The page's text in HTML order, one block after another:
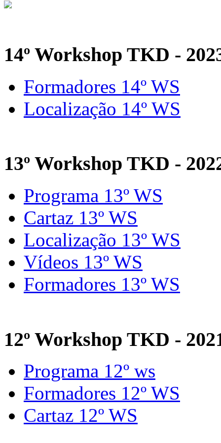
14º Workshop TKD -
Formadores 14º WS
Localização 14º WS
13º Workshop TKD -
Programa 13º WS
Cartaz 13º WS
Localização 13º WS
Vídeos 13º WS
Formadores 13º WS
12º Workshop TKD -
Programa 12º ws
Formadores 12º WS
Cartaz 12º WS